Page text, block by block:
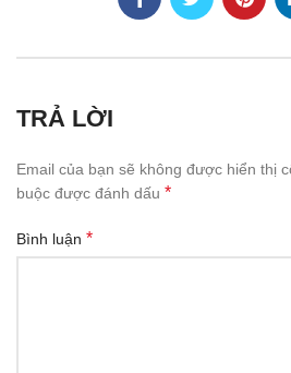
TRẢ LỜI
Email của bạn sẽ không được hiển thị
buộc được đánh dấu *
Bình luận *